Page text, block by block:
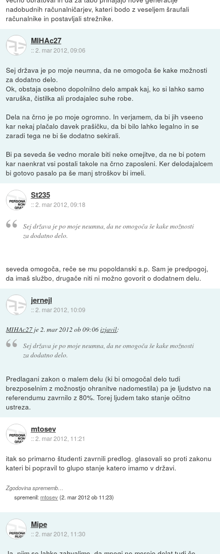
nadobudnih računalničarjev, kateri bodo z veseljem šraufali
računalnike in postavljali strežnike.
MIHAc27
::2. mar 2012, 09:06
Sej država je po moje neumna, da ne omogoča še kake možnosti
za dodatno delo.
Ok, obstaja osebno dopolnilno delo ampak kaj, ko si lahko samo
varuška, čistilka ali prodajalec suhe robe.
Dela na črno je po moje ogromno. In verjamem, da bi jih vseeno
kar nekaj plačalo davek prašičku, da bi bilo lahko legalno in se
zaradi tega ne bi še dodatno sekirali.
Bi pa seveda še vedno morale biti neke omejitve, da ne bi potem
kar naenkrat vsi postali takole na črno zaposleni. Ker delodajalcem
bi gotovo pasalo pa še manj stroškov bi imeli.
St235
::2. mar 2012, 09:18
Sej država je po moje neumna, da ne omogoča še kake možnosti
za dodatno delo.
seveda omogoča, reče se mu popoldanski s.p. Sam je predpogoj,
da imaš službo, drugače niti ni možno govorit o dodatnem delu.
jernejl
::2. mar 2012, 10:09
MIHAc27 je2. mar 2012 ob 09:06izjavil:
Sej država je po moje neumna, da ne omogoča še kake možnosti
za dodatno delo.
Predlagani zakon o malem delu (ki bi omogočal delo tudi
brezposelnim z možnostjo ohranitve nadomestila) pa je ljudstvo na
referendumu zavrnilo z 80%. Torej ljudem tako stanje očitno
ustreza.
mtosev
::2. mar 2012, 11:21
itak so primarno študenti zavrnili predlog. glasovali so proti zakonu
kateri bi popravil to glupo stanje katero imamo v državi.
Zgodovina sprememb…
spremenil:mtosev(2. mar 2012 ob 11:23)
Mipe
::2. mar 2012, 11:30